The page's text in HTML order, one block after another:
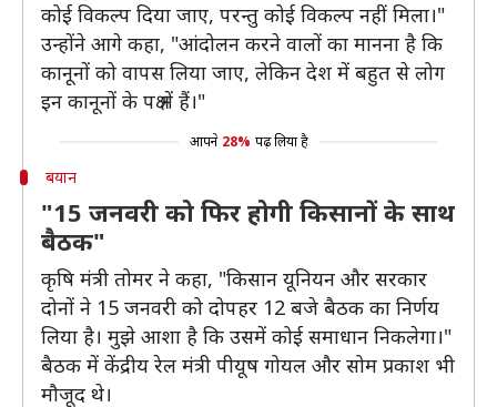
कोई विकल्प दिया जाए, परन्तु कोई विकल्प नहीं मिला।"
उन्होंने आगे कहा, "आंदोलन करने वालों का मानना है कि
कानूनों को वापस लिया जाए, लेकिन देश में बहुत से लोग
इन कानूनों के पक्ष में हैं।"
आपने 28% पढ़ लिया है
बयान
"15 जनवरी को फिर होगी किसानों के साथ
बैठक"
कृषि मंत्री तोमर ने कहा, "किसान यूनियन और सरकार
दोनों ने 15 जनवरी को दोपहर 12 बजे बैठक का निर्णय
लिया है। मुझे आशा है कि उसमें कोई समाधान निकलेगा।"
बैठक में केंद्रीय रेल मंत्री पीयूष गोयल और सोम प्रकाश भी
मौजूद थे।